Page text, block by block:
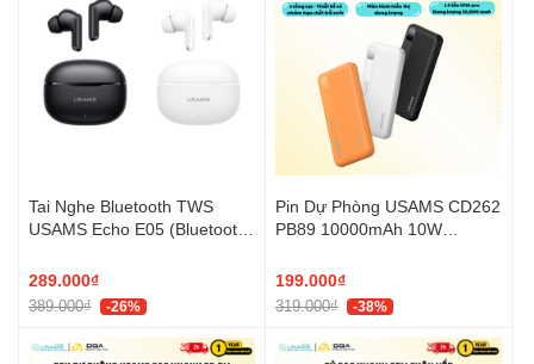
Tai Nghe Bluetooth TWS
USAMS Echo E05 (Bluetooth
Stereo Sound, Low latency)
289.000₫
389.000₫ -26%
Pin Dự Phòng USAMS CD262
PB89 10000mAh 10W
LED Display, 3C Certification)
199.000₫
319.000₫ -38%